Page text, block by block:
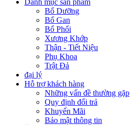
Danh mục sản phẩm
Bổ Dưỡng
Bổ Gan
Bổ Phổi
Xương Khớp
Thận - Tiết Niệu
Phụ Khoa
Trật Đả
đại lý
Hỗ trợ khách hàng
Những vấn đề thường gặp
Quy định đổi trả
Khuyến Mãi
Bảo mật thông tin